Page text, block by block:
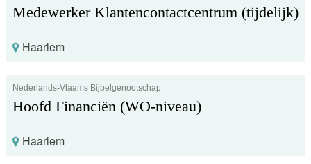
Medewerker Klantencontactcentrum (tijdelijk)
Haarlem
Nederlands-Vlaams Bijbelgenootschap
Hoofd Financiën (WO-niveau)
Haarlem